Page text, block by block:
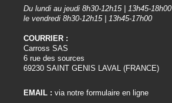
Du lundi au jeudi 8h30-12h15 | 13h45-18h00
le vendredi 8h30-12h15 | 13h45-17h00
COURRIER :
Carross SAS
6 rue des sources
69230 SAINT GENIS LAVAL (FRANCE)
EMAIL : via notre formulaire en ligne